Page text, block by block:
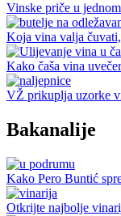
Vinske priče u
Koja vina valja
Kako čaša vina
VŽ prikuplja uzorke
Bakanalije
Kako Pero Buntić
Otkrijte najbolje